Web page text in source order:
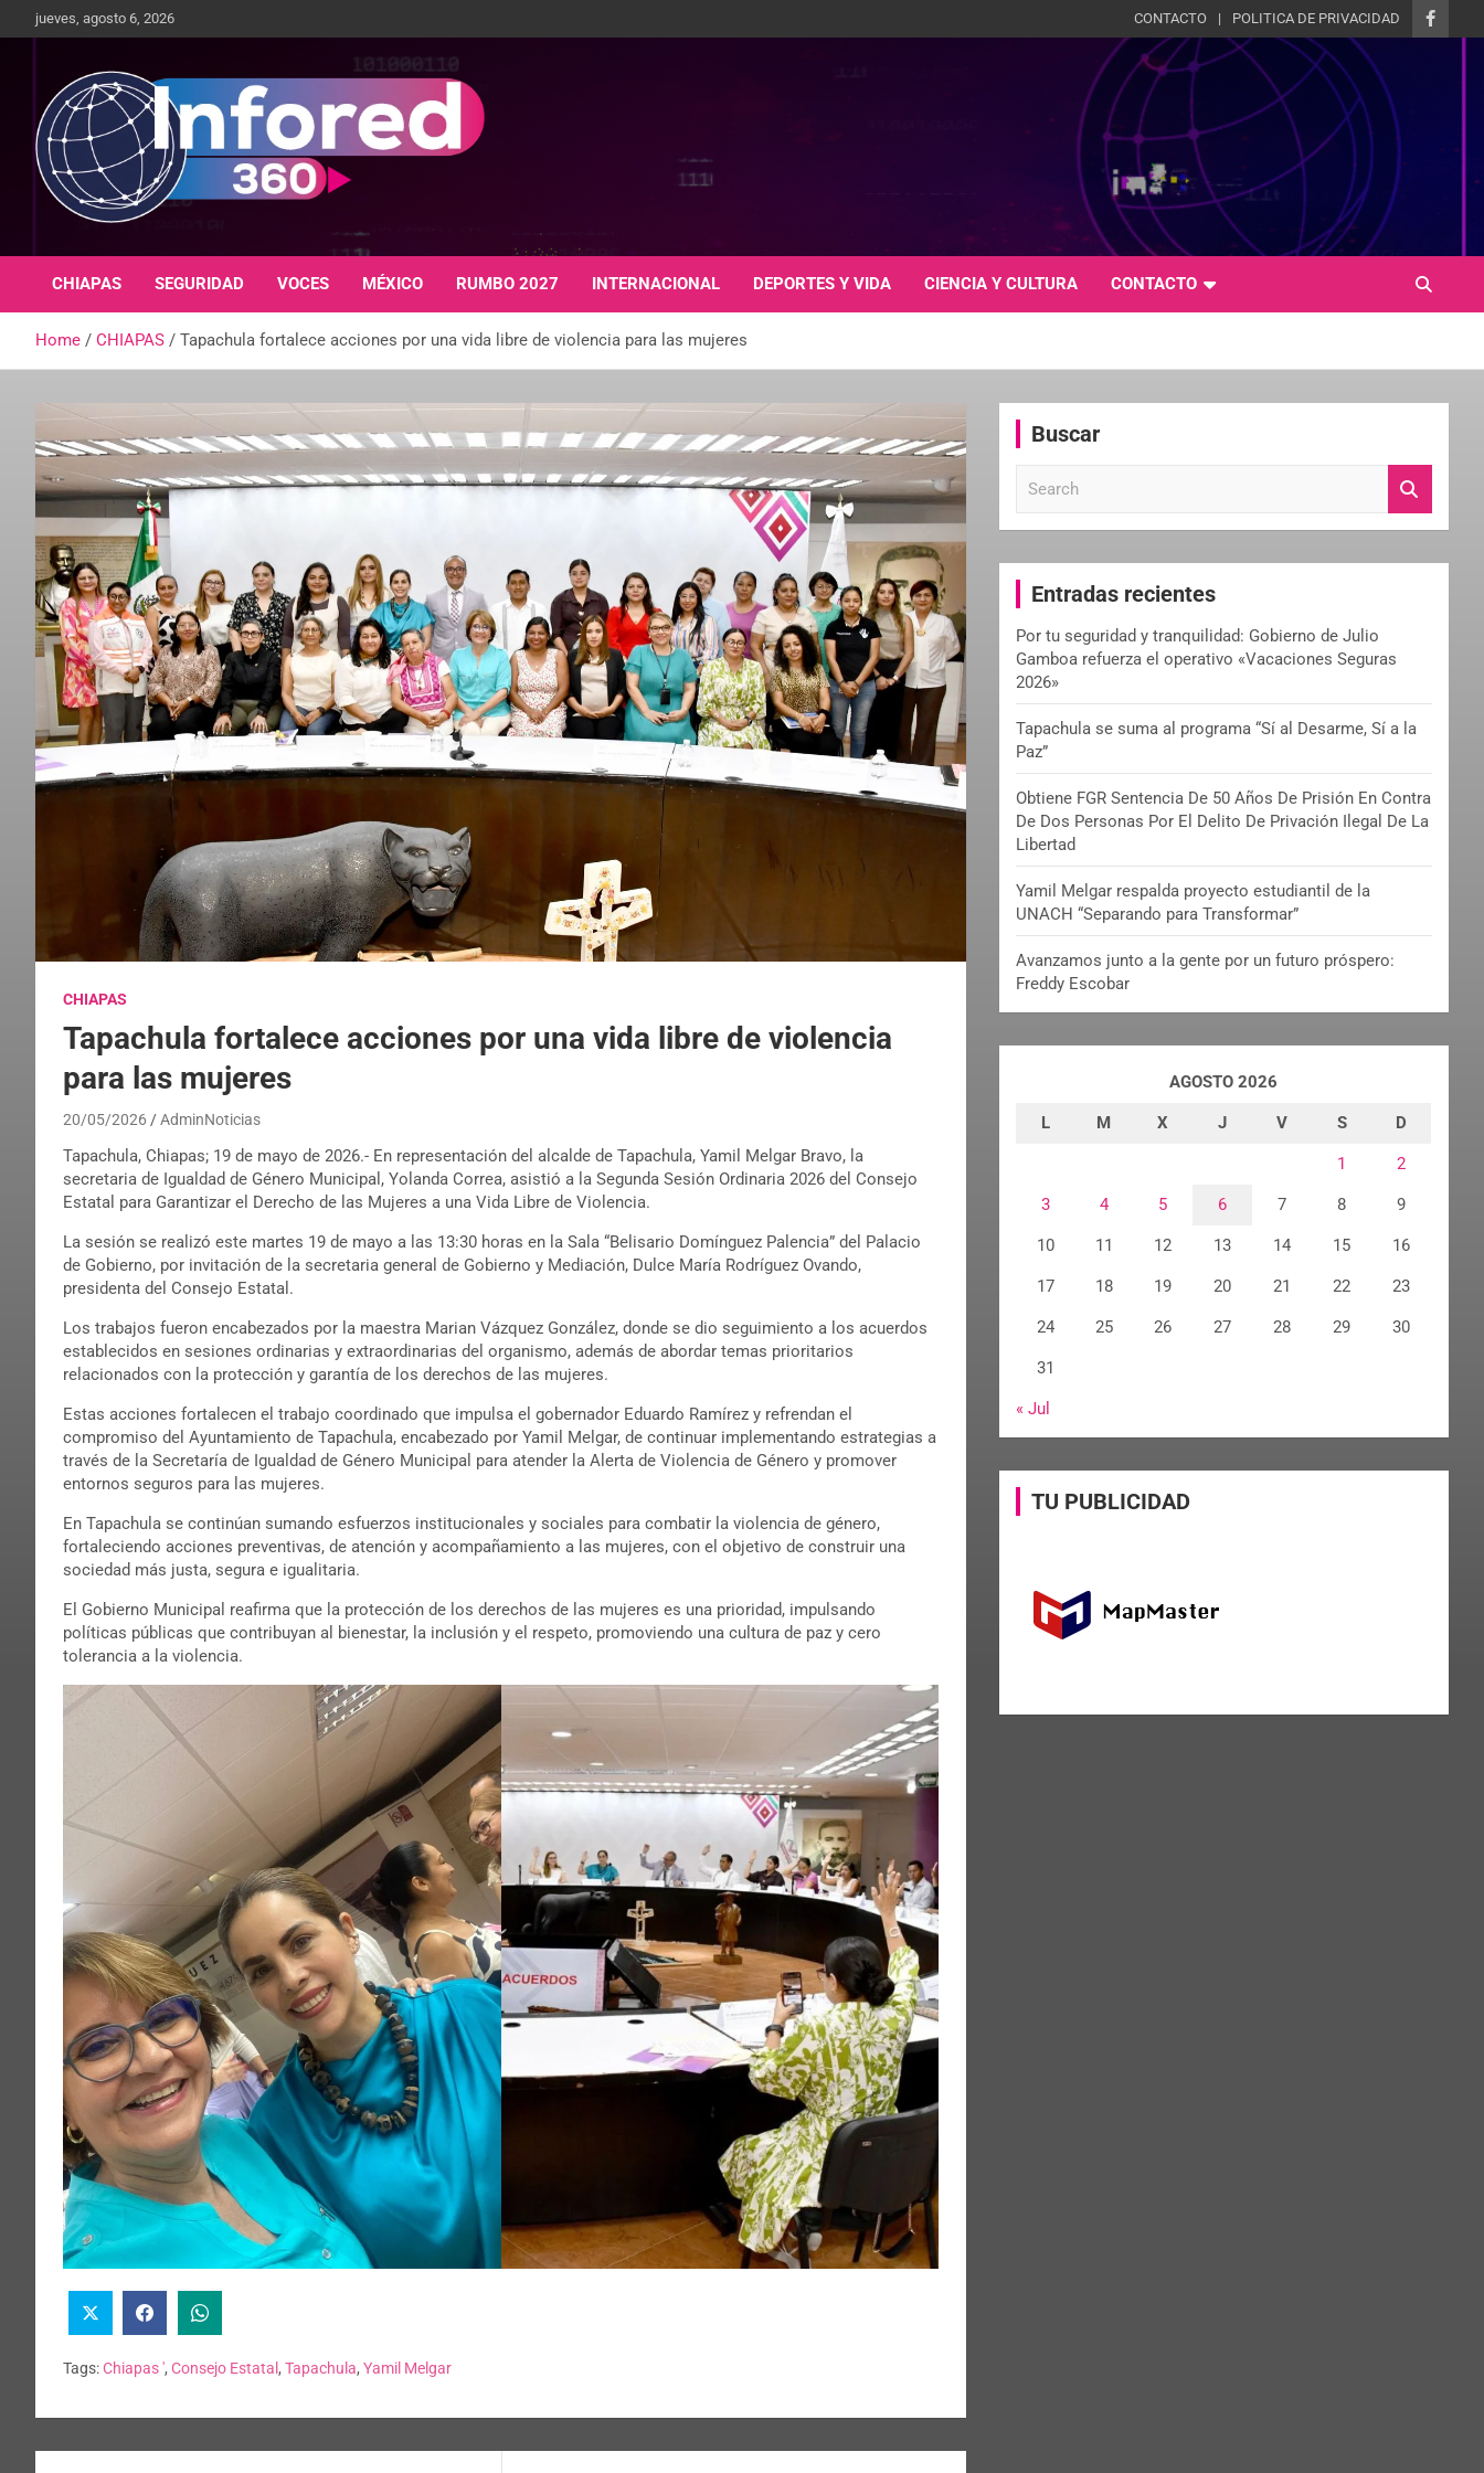
jueves, agosto 6, 2026 CONTACTO POLITICA DE PRIVACIDAD
infored360.mx
CHIAPAS SEGURIDAD VOCES MÉXICO RUMBO 2027 INTERNACIONAL DEPORTES Y VIDA CIENCIA Y CULTURA CONTACTO
Home CHIAPAS Tapachula fortalece acciones por una vida libre de violencia para las mujeres
CHIAPAS
Tapachula fortalece acciones por una vida libre de violencia
para las mujeres
20/05/2026 AdminNoticias
Tapachula, Chiapas; 19 de mayo de 2026.- En representación del alcalde de Tapachula, Yamil Melgar Bravo, la
secretaria de Igualdad de Género Municipal, Yolanda Correa, asistió a la Segunda Sesión Ordinaria 2026 del Consejo
Estatal para Garantizar el Derecho de las Mujeres a una Vida Libre de Violencia.
La sesión se realizó este martes 19 de mayo a las 13:30 horas en la Sala “Belisario Domínguez Palencia” del Palacio
de Gobierno, por invitación de la secretaria general de Gobierno y Mediación, Dulce María Rodríguez Ovando,
presidenta del Consejo Estatal.
Los trabajos fueron encabezados por la maestra Marian Vázquez González, donde se dio seguimiento a los acuerdos
establecidos en sesiones ordinarias y extraordinarias del organismo, además de abordar temas prioritarios
relacionados con la protección y garantía de los derechos de las mujeres.
Estas acciones fortalecen el trabajo coordinado que impulsa el gobernador Eduardo Ramírez y refrendan el
compromiso del Ayuntamiento de Tapachula, encabezado por Yamil Melgar, de continuar implementando estrategias a
través de la Secretaría de Igualdad de Género Municipal para atender la Alerta de Violencia de Género y promover
entornos seguros para las mujeres.
En Tapachula se continúan sumando esfuerzos institucionales y sociales para combatir la violencia de género,
fortaleciendo acciones preventivas, de atención y acompañamiento a las mujeres, con el objetivo de construir una
sociedad más justa, segura e igualitaria.
El Gobierno Municipal reafirma que la protección de los derechos de las mujeres es una prioridad, impulsando
políticas públicas que contribuyan al bienestar, la inclusión y el respeto, promoviendo una cultura de paz y cero
tolerancia a la violencia.
Tags:Chiapas ', Consejo Estatal , Tapachula, Yamil Melgar
Buscar
c
Entradas recientes
Por tu seguridad y tranquilidad: Gobierno de Julio
Gamboa refuerza el operativo «Vacaciones Seguras
2026»
Tapachula se suma al programa “Sí al Desarme, Sí a la
Paz”
Obtiene FGR Sentencia De 50 Años De Prisión En Contra
De Dos Personas Por El Delito De Privación Ilegal De La
Libertad
Yamil Melgar respalda proyecto estudiantil de la
UNACH “Separando para Transformar”
Avanzamos junto a la gente por un futuro próspero:
Freddy Escobar
AGOSTO 2026
L M X J V S D
1 2
3 4 5 6 7 8 9
10 11 12 13 14 15 16
17 18 19 20 21 22 23
24 25 26 27 28 29 30
31
« Jul
TU PUBLICIDAD